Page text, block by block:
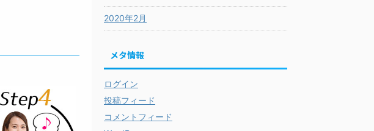
2020年2月
メタ情報
ログイン
投稿フィード
コメントフィード